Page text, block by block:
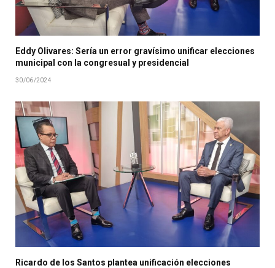
Eddy Olivares: Sería un error gravísimo unificar elecciones
municipal con la congresual y presidencial
30/06/2024
Ricardo de los Santos plantea unificación elecciones